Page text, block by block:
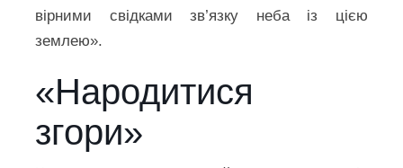
вірними свідками зв’язку неба із цією
землею».
«Народитися
згори»